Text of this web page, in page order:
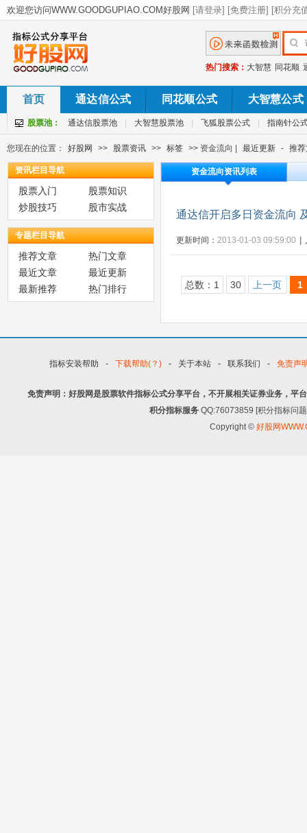
热门搜索： 大智慧 同花顺
首页 通达信公式 同花顺公式 大智慧公式
股票池： 通达信股票池 大智慧股票池 飞狐股票公式 指南针公
您现在的位置： 好股网 >> 股票资讯 >> 标签 >> 资金流向 | 最近更新 - 推
资讯栏目导航
股票入门
股票知识
炒股技巧
股市实战
专题栏目导航
推荐文章
热门文章
最近文章
最近更新
最新推荐
热门排行
资金流向资讯列表
通达信开启多日资金流向
更新时间： 2013-01-03 09:59:00
总数：1 30 上一页 1
指标安装帮助 - 下载帮助(？) - 关于本站 - 联系我们 - 免责声
免责声明：好股网是股票软件指标公式分享平台，不开展相关证券业务，平
积分指标服务 QQ:76073859 [积分指标问
Copyright © 好股网